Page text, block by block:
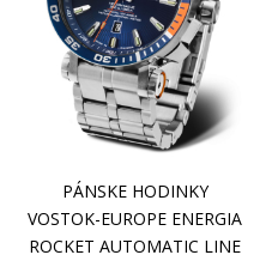
PÁNSKE HODINKY
VOSTOK-EUROPE ENERGIA
ROCKET AUTOMATIC LINE